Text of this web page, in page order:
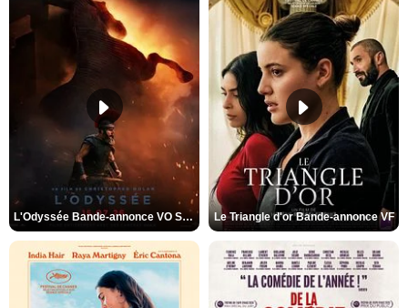
L'Odyssée Bande-annonce VO STFR Le Triangle d'or Bande-annonce VF